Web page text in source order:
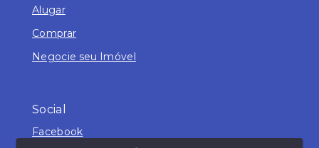
Alugar
Comprar
Negocie seu Imóvel
Social
Facebook